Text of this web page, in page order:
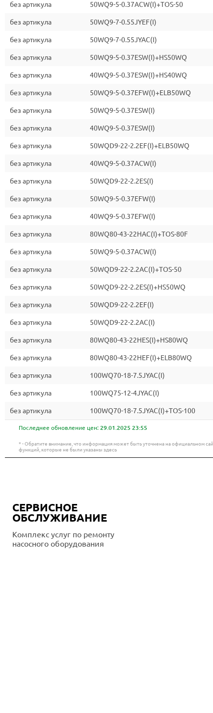
без артикула 50WQ9-5-0.37ACW(I)+TOS-50
без артикула 50WQ9-7-0.55JYEF(I)
без артикула 50WQ9-7-0.55JYAC(I)
без артикула 50WQ9-5-0.37ESW(I)+HS50WQ
без артикула 40WQ9-5-0.37ESW(I)+HS40WQ
без артикула 50WQ9-5-0.37EFW(I)+ELB50WQ
без артикула 50WQ9-5-0.37ESW(I)
без артикула 40WQ9-5-0.37ESW(I)
без артикула 50WQD9-22-2.2EF(I)+ELB50WQ
без артикула 40WQ9-5-0.37ACW(I)
без артикула 50WQD9-22-2.2ES(I)
без артикула 50WQ9-5-0.37EFW(I)
без артикула 40WQ9-5-0.37EFW(I)
без артикула 80WQ80-43-22HAC(I)+TOS-80F
без артикула 50WQ9-5-0.37ACW(I)
без артикула 50WQD9-22-2.2AC(I)+TOS-50
без артикула 50WQD9-22-2.2ES(I)+HS50WQ
без артикула 50WQD9-22-2.2EF(I)
без артикула 50WQD9-22-2.2AC(I)
без артикула 80WQ80-43-22HES(I)+HS80WQ
без артикула 80WQ80-43-22HEF(I)+ELB80WQ
без артикула 100WQ70-18-7.5JYAC(I)
без артикула 100WQ75-12-4JYAC(I)
без артикула 100WQ70-18-7.5JYAC(I)+TOS-100
Последнее обновление цен: 29.01.2025 23:55
* - Обратите внимание, что информация может быть уточнена на официальном
функций, которые не были указаны здесь
СЕРВИСНОЕ
ОБСЛУЖИВАНИЕ
Комплекс услуг по ремонту
насосного оборудования